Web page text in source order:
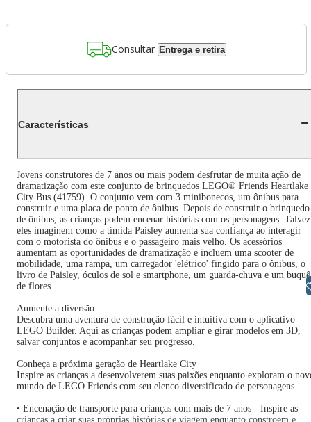
Consultar Entrega e retira
Características
Jovens construtores de 7 anos ou mais podem desfrutar de muita ação de
dramatização com este conjunto de brinquedos LEGO® Friends Heartlake
City Bus (41759). O conjunto vem com 3 minibonecos, um ônibus para
construir e uma placa de ponto de ônibus. Depois de construir o brinquedo
de ônibus, as crianças podem encenar histórias com os personagens. Talvez
eles imaginem como a tímida Paisley aumenta sua confiança ao interagir
com o motorista do ônibus e o passageiro mais velho. Os acessórios
aumentam as oportunidades de dramatização e incluem uma scooter de
mobilidade, uma rampa, um carregador 'elétrico' fingido para o ônibus, o
livro de Paisley, óculos de sol e smartphone, um guarda-chuva e um buquê
de flores.
Aumente a diversão
Descubra uma aventura de construção fácil e intuitiva com o aplicativo
LEGO Builder. Aqui as crianças podem ampliar e girar modelos em 3D,
salvar conjuntos e acompanhar seu progresso.
Conheça a próxima geração de Heartlake City
Inspire as crianças a desenvolverem suas paixões enquanto exploram o
mundo de LEGO Friends com seu elenco diversificado de personagens.
• Encenação de transporte para crianças com mais de 7 anos - Inspire as
crianças a criar suas próprias histórias de viagem enquanto constroem e